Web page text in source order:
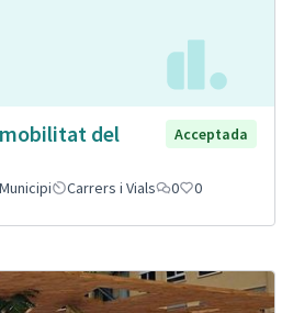
del
Acceptada
Municipi Carrers i Vials 0 0